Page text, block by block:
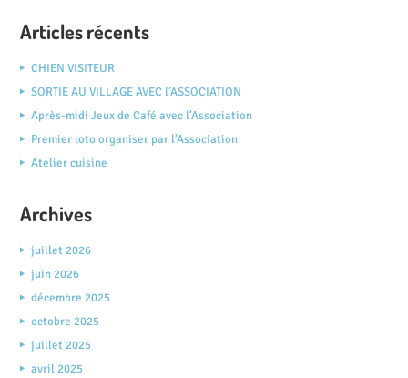
Articles récents
CHIEN VISITEUR
SORTIE AU VILLAGE AVEC l’ASSOCIATION
Après-midi Jeux de Café avec l’Association
Premier loto organiser par l’Association
Atelier cuisine
Archives
juillet 2026
juin 2026
décembre 2025
octobre 2025
juillet 2025
avril 2025